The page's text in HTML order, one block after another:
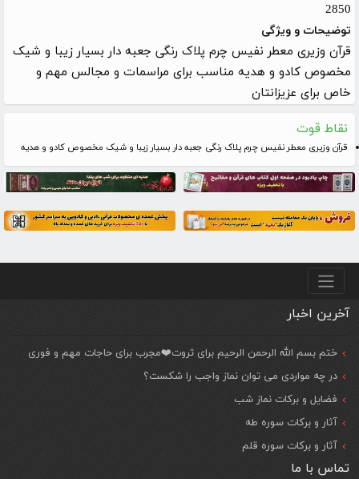
2850
توضیحات و ویژگی
قرآن وزیری معطر نفیس چرم پلاک رنگی جعبه دار بسیار زیبا و شیک
مخصوص کادو و هدیه مناسب برای مراسمات و مجالس مهم و
خاص برای عزیزانتان
نقاط قوت
قرآن وزیری معطر نفیس چرم پلاک رنگی جعبه دار بسیار زیبا و شیک مخصوص کادو و هدیه
منو پایین
آخرین اخبار
ختم بسم الله الرحمن الرحیم برای ثروت❤️مجرب برای حاجات مهم و فوری
در چه مواردی می توان نماز واجب را شکست؟
فضایل و برکات نماز شب
آثار و برکات سوره طه
آثار و برکات سوره قلم
تماس با ما